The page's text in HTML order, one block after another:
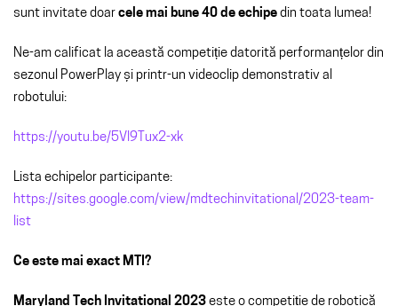
sunt invitate doar cele mai bune 40 de echipe din toata lumea!
Ne-am calificat la această competiție datorită performanțelor din
sezonul PowerPlay și printr-un videoclip demonstrativ al
robotului:
https://youtu.be/5Vl9Tux2-xk
Lista echipelor participante:
https://sites.google.com/view/mdtechinvitational/2023-team-
list
Ce este mai exact MTI?
Maryland Tech Invitational 2023 este o competiție de robotică